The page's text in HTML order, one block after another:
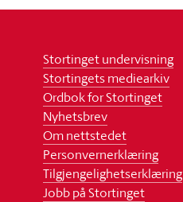
Stortinget undervisning
Stortingets mediearkiv
Ordbok for Stortinget
Nyhetsbrev
Om nettstedet
Personvernerklæring
Tilgjengelighetserklæring
Jobb på Stortinget